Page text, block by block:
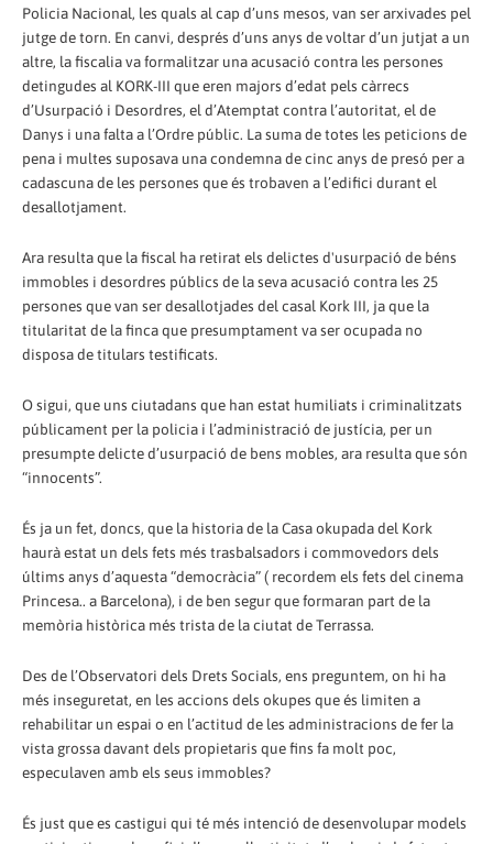
Policia Nacional, les quals al cap d’uns mesos, van ser arxivades pel
jutge de torn. En canvi, després d’uns anys de voltar d’un jutjat a un
altre, la fiscalia va formalitzar una acusació contra les persones
detingudes al KORK-III que eren majors d’edat pels càrrecs
d’Usurpació i Desordres, el d’Atemptat contra l’autoritat, el de
Danys i una falta a l’Ordre públic. La suma de totes les peticions de
pena i multes suposava una condemna de cinc anys de presó per a
cadascuna de les persones que és trobaven a l’edifici durant el
desallotjament.
Ara resulta que la fiscal ha retirat els delictes d'usurpació de béns
immobles i desordres públics de la seva acusació contra les 25
persones que van ser desallotjades del casal Kork III, ja que la
titularitat de la finca que presumptament va ser ocupada no
disposa de titulars testificats.
O sigui, que uns ciutadans que han estat humiliats i criminalitzats
públicament per la policia i l’administració de justícia, per un
presumpte delicte d’usurpació de bens mobles, ara resulta que són
“innocents”.
És ja un fet, doncs, que la historia de la Casa okupada del Kork
haurà estat un dels fets més trasbalsadors i commovedors dels
últims anys d’aquesta “democràcia” ( recordem els fets del cinema
Princesa.. a Barcelona), i de ben segur que formaran part de la
memòria històrica més trista de la ciutat de Terrassa.
Des de l’Observatori dels Drets Socials, ens preguntem, on hi ha
més inseguretat, en les accions dels okupes que és limiten a
rehabilitar un espai o en l’actitud de les administracions de fer la
vista grossa davant dels propietaris que fins fa molt poc,
especulaven amb els seus immobles?
És just que es castigui qui té més intenció de desenvolupar models